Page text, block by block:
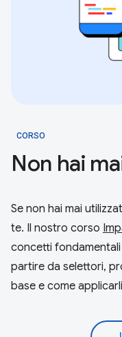
CORSO
Non hai
Se non hai mai
te. Il nostro corso
concetti fondamentali
partire da selettori,
base e come